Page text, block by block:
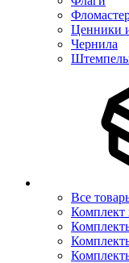
Ценники
Чернила
Все
Комплект